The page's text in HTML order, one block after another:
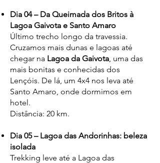
Dia 04 – Da Queimada dos Britos à
Lagoa Gaivota e Santo Amaro
Último trecho longo da travessia.
Cruzamos mais dunas e lagoas até
chegar na Lagoa da Gaivota, uma das
mais bonitas e conhecidas dos
Lençóis. De lá, um 4x4 nos leva até
Santo Amaro, onde dormimos em
hotel.
Distância: 20 km.
Dia 05 – Lagoa das Andorinhas: beleza
isolada
Trekking leve até a Lagoa das